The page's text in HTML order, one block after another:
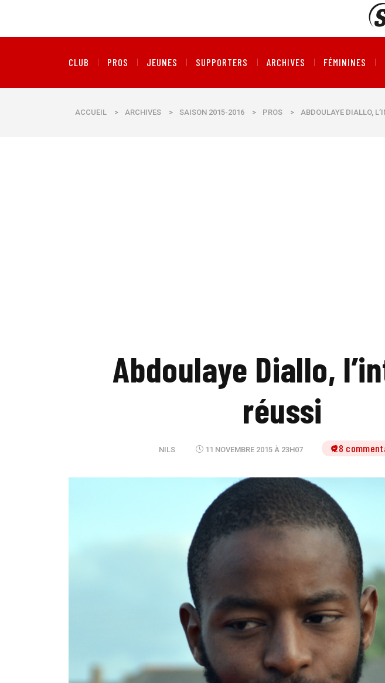
CLUB PROS JEUNES SUPPORTERS ARCHIVES FÉMININES
ACCUEIL > ARCHIVES > SAISON 2015-2016 > PROS > ABDOULAYE DIALLO,
Abdoulaye Diallo,
réussi
NILS 11 NOVEMBRE 2015 À 23H07 28